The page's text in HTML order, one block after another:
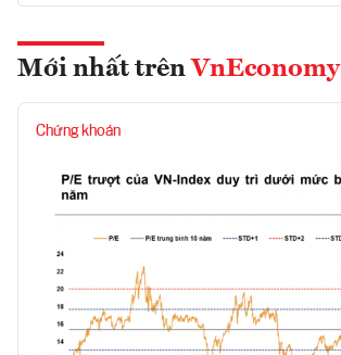
Mới nhất trên VnEconomy
Chứng khoán